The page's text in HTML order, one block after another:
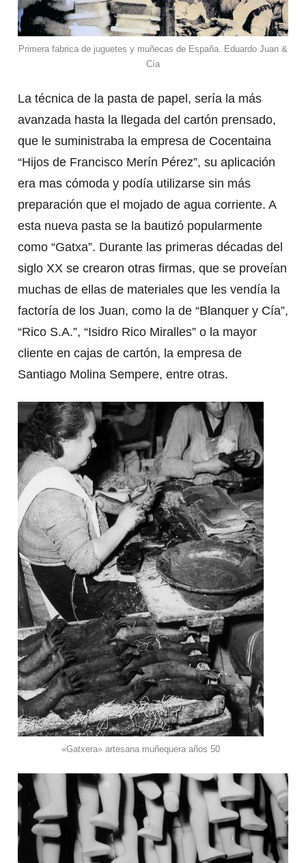
Primera fabrica de juguetes y muñecas de España. Eduardo Juan &
Cía
La técnica de la pasta de papel, sería la más
avanzada hasta la llegada del cartón prensado,
que le suministraba la empresa de Cocentaina
“Hijos de Francisco Merín Pérez”, su aplicación
era mas cómoda y podía utilizarse sin más
preparación que el mojado de agua corriente. A
esta nueva pasta se la bautizó popularmente
como “Gatxa”. Durante las primeras décadas del
siglo XX se crearon otras firmas, que se proveían
muchas de ellas de materiales que les vendía la
factoría de los Juan, como la de “Blanquer y Cía”,
“Rico S.A.”, “Isidro Rico Miralles” o la mayor
cliente en cajas de cartón, la empresa de
Santiago Molina Sempere, entre otras.
«Gatxera» artesana muñequera años 50